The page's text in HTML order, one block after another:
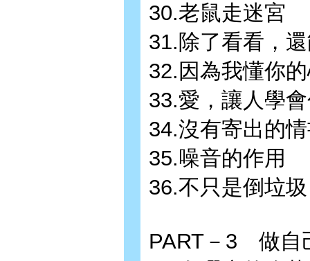
30.老鼠走迷宮
31.除了看看，
32.因為我懂你
33.愛，讓人學
34.沒有寄出的
35.噪音的作用
36.不只是倒垃圾
PART－3 做自